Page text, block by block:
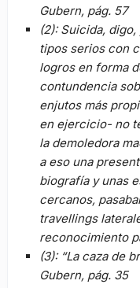
Gubern, pág. 57
(2): Suicida,
tipos serios con
logros en forma
contundencia
enjutos más
en ejercicio- no
la demoledora
a eso una
biografía y unas
cercanos,
travellings
reconocimiento
(3): “La caza de
Gubern, pág. 35